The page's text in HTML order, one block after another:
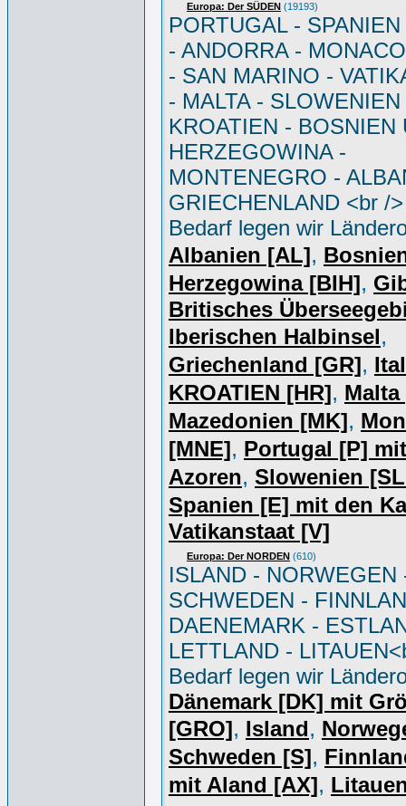
Europa: Der SÜDEN (19193)
PORTUGAL -
- ANDORRA -
- SAN MARINO -
- MALTA - SLOWENIEN
KROATIEN - BOSNIEN
HERZEGOWINA -
MONTENEGRO -
GRIECHENLAND <br /
Bedarf legen wir
Albanien [AL],
Herzegowina [BIH],
Britisches
Iberischen Halbinsel,
Griechenland [GR],
KROATIEN [HR], Malta
Mazedonien [MK],
[MNE], Portugal [P]
Azoren, Slowenien
Spanien [E] mit den
Vatikanstaat [V]
Europa: Der NORDEN (610)
ISLAND - NORWEGEN
SCHWEDEN -
DAENEMARK -
LETTLAND -
Bedarf legen wir
Dänemark [DK] mit
[GRO], Island,
Schweden [S],
mit Aland [AX],